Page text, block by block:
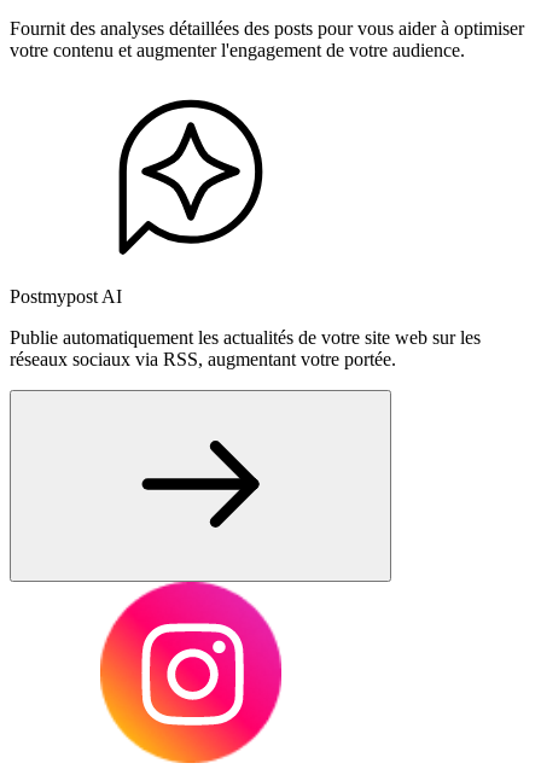
Fournit des analyses détaillées des posts pour vous aider à optimiser
votre contenu et augmenter l'engagement de votre audience.
Postmypost AI
Publie automatiquement les actualités de votre site web sur les
réseaux sociaux via RSS, augmentant votre portée.